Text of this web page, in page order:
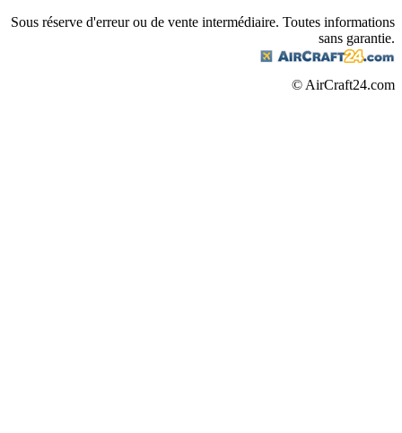
Sous réserve d'erreur ou de vente intermédiaire. Toutes informations
sans garantie.
© AirCraft24.com